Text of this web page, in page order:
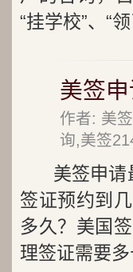
“挂学校”、“
美签
作者: 美
询,美签
美签申
签证预约到
多久？美国
理签证需要